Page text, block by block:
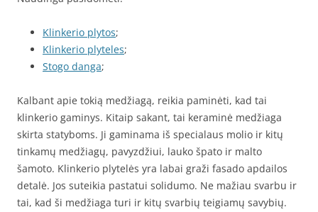
Klinkerio plytos;
Klinkerio plyteles;
Stogo danga;
Kalbant apie tokią medžiagą, reikia paminėti, kad tai
klinkerio gaminys. Kitaip sakant, tai keraminė medžiaga
skirta statyboms. Ji gaminama iš specialaus molio ir kitų
tinkamų medžiagų, pavyzdžiui, lauko špato ir malto
šamoto. Klinkerio plytelės yra labai graži fasado apdailos
detalė. Jos suteikia pastatui solidumo. Ne mažiau svarbu ir
tai, kad ši medžiaga turi ir kitų svarbių teigiamų savybių.